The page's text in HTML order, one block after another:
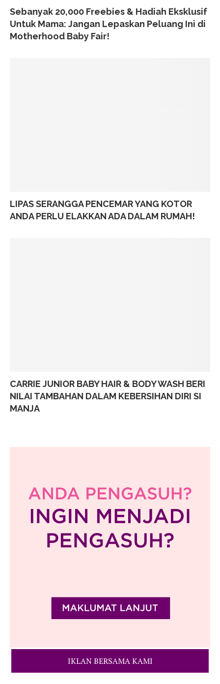
Sebanyak 20,000 Freebies & Hadiah Eksklusif
Untuk Mama: Jangan Lepaskan Peluang Ini di
Motherhood Baby Fair!
LIPAS SERANGGA PENCEMAR YANG KOTOR
ANDA PERLU ELAKKAN ADA DALAM RUMAH!
CARRIE JUNIOR BABY HAIR & BODY WASH BERI
NILAI TAMBAHAN DALAM KEBERSIHAN DIRI SI
MANJA
IKLAN BERSAMA KAMI